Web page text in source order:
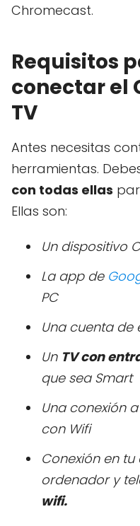
Chromecast.
Requisitos
conectar el
TV
Antes necesitas
herramientas.
con todas ellas
Ellas son:
Un dispositivo
La app de
PC
Una cuenta de
Un TV con
que sea Smart
Una conexión
con Wifi
Conexión en
ordenador y
wifi.